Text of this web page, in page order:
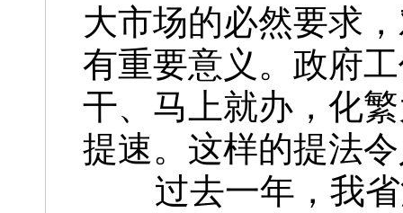
大市场的必然要求
有重要意义。政府
干、马上就办，化
提速。这样的提法
过去一年，我省